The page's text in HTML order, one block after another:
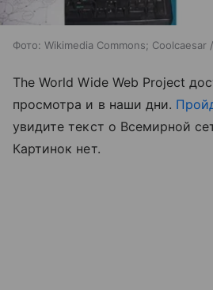
Фото: Wikimedia Commons; Coolcaesar
The World Wide Web Project
просмотра и в наши дни.
увидите текст о Всемирной
Картинок нет.